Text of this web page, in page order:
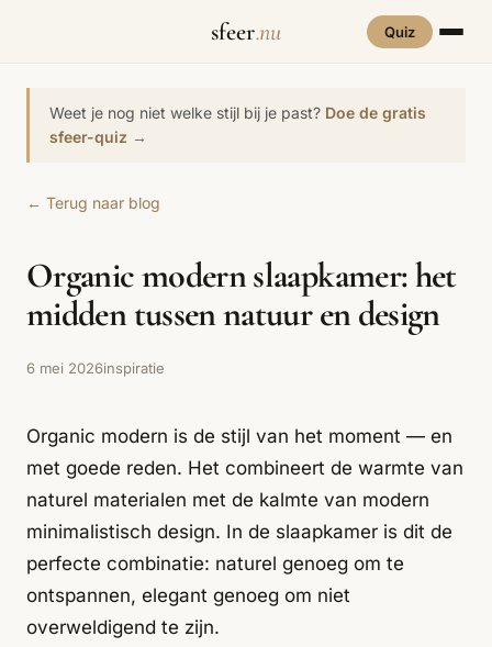
sfeer.nu Quiz
INTERIEURSTIJLEN
Biophilic
Botanisch
Interieur
Brutalisme Coastal
Comfort
Dopamine
Grandmillennial Healing Home Hygge
Industrial
Italiaans
Design
Japandi
Japans Zen Maximalistisch Mediterraans
Midcentury
Modern
Modern
Klassiek
Modern
RUIMTES
Badkamer Werkkamer
Kinderkamer
Weet je nog niet welke stijl bij je past? Doe de gratis
sfeer-quiz →
← Terug naar blog
Organic modern slaapkamer: het
midden tussen natuur en design
6 mei 2026inspiratie
Organic modern is de stijl van het moment — en
met goede reden. Het combineert de warmte van
naturel materialen met de kalmte van modern
minimalistisch design. In de slaapkamer is dit de
perfecte combinatie: naturel genoeg om te
ontspannen, elegant genoeg om niet
overweldigend te zijn.